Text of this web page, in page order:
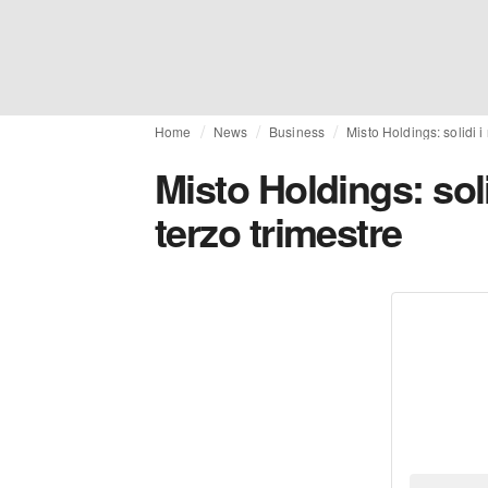
Home News Business Misto Holdings: solidi
Misto Holdings:
terzo trimestre